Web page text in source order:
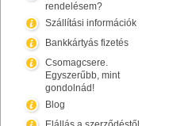
rendelésem?
Szállítási információk
Bankkártyás fizetés
Csomagcsere.
Egyszerűbb, mint
gondolnád!
Blog